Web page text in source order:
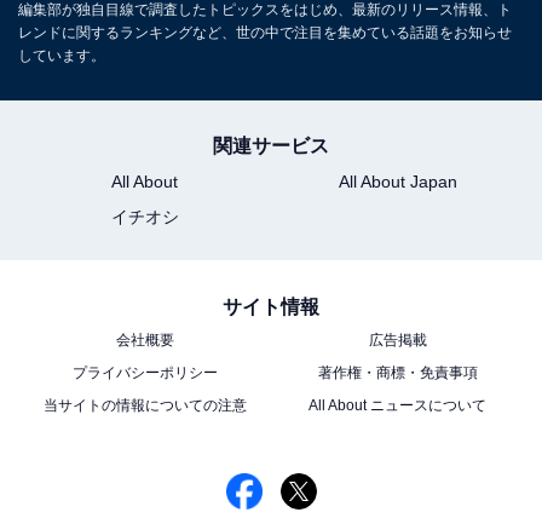
1
編集部が独自目線で調査したトピックスをはじめ、最新のリリース情報、ト
レンドに関するランキングなど、世の中で注目を集めている話題をお知らせ
しています。
関連サービス
All About
All About Japan
イチオシ
サイト情報
会社概要
広告掲載
プライバシーポリシー
著作権・商標・免責事項
当サイトの情報についての注意
All About ニュースについて